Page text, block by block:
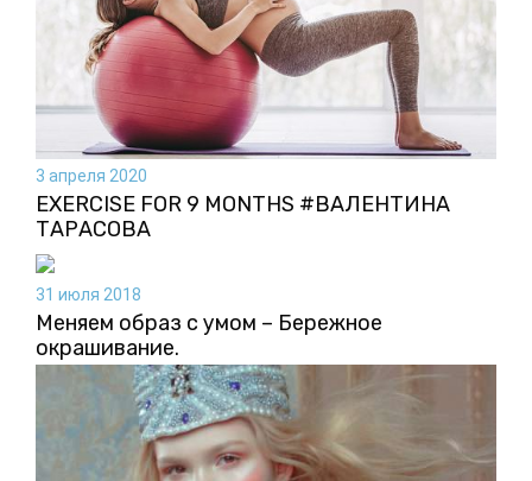
3 апреля 2020
EXERCISE FOR 9 MONTHS #ВАЛЕНТИНА
ТАРАСОВА
31 июля 2018
Меняем образ с умом – Бережное
окрашивание.